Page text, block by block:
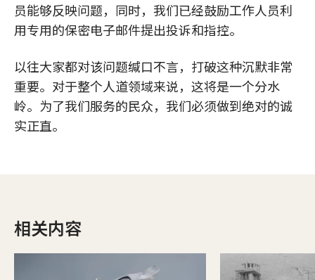
员能够反映问题，同时，我们已经鼓励工作人员利
用专用的保密电子邮件提出投诉和指控。
以往大家都对该问题缄口不言，打破这种沉默非常
重要。对于整个人道领域来说，这将是一个分水
岭。为了我们服务的民众，我们必须做到绝对的诚
实正直。
相关内容